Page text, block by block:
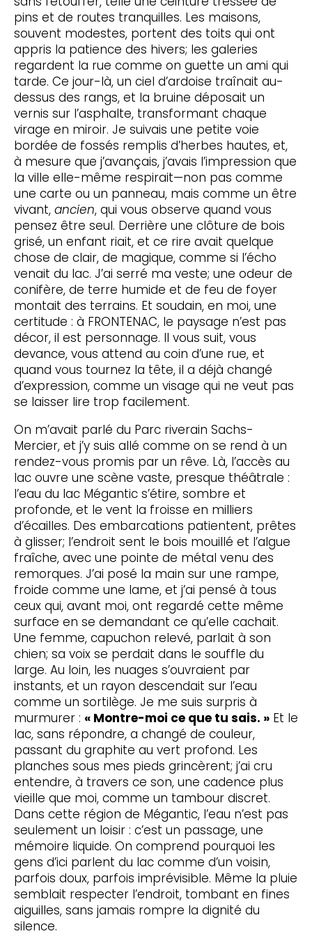
pins et de routes tranquilles. Les maisons,
souvent modestes, portent des toits qui ont
appris la patience des hivers; les galeries
regardent la rue comme on guette un ami qui
tarde. Ce jour-là, un ciel d’ardoise traînait au-
dessus des rangs, et la bruine déposait un
vernis sur l’asphalte, transformant chaque
virage en miroir. Je suivais une petite voie
bordée de fossés remplis d’herbes hautes, et,
à mesure que j’avançais, j’avais l’impression que
la ville elle-même respirait—non pas comme
une carte ou un panneau, mais comme un être
vivant, ancien, qui vous observe quand vous
pensez être seul. Derrière une clôture de bois
grisé, un enfant riait, et ce rire avait quelque
chose de clair, de magique, comme si l’écho
venait du lac. J’ai serré ma veste; une odeur de
conifère, de terre humide et de feu de foyer
montait des terrains. Et soudain, en moi, une
certitude : à FRONTENAC, le paysage n’est pas
décor, il est personnage. Il vous suit, vous
devance, vous attend au coin d’une rue, et
quand vous tournez la tête, il a déjà changé
d’expression, comme un visage qui ne veut pas
se laisser lire trop facilement.
On m’avait parlé du Parc riverain Sachs-
Mercier, et j’y suis allé comme on se rend à un
rendez-vous promis par un rêve. Là, l’accès au
lac ouvre une scène vaste, presque théâtrale :
l’eau du lac Mégantic s’étire, sombre et
profonde, et le vent la froisse en milliers
d’écailles. Des embarcations patientent, prêtes
à glisser; l’endroit sent le bois mouillé et l’algue
fraîche, avec une pointe de métal venu des
remorques. J’ai posé la main sur une rampe,
froide comme une lame, et j’ai pensé à tous
ceux qui, avant moi, ont regardé cette même
surface en se demandant ce qu’elle cachait.
Une femme, capuchon relevé, parlait à son
chien; sa voix se perdait dans le souffle du
large. Au loin, les nuages s’ouvraient par
instants, et un rayon descendait sur l’eau
comme un sortilège. Je me suis surpris à
murmurer : « Montre-moi ce que tu sais. »Et le
lac, sans répondre, a changé de couleur,
passant du graphite au vert profond. Les
planches sous mes pieds grincèrent; j’ai cru
entendre, à travers ce son, une cadence plus
vieille que moi, comme un tambour discret.
Dans cette région de Mégantic, l’eau n’est pas
seulement un loisir : c’est un passage, une
mémoire liquide. On comprend pourquoi les
gens d’ici parlent du lac comme d’un voisin,
parfois doux, parfois imprévisible. Même la pluie
semblait respecter l’endroit, tombant en fines
aiguilles, sans jamais rompre la dignité du
silence.